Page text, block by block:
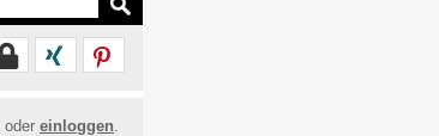
oder einloggen.